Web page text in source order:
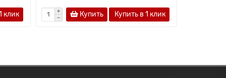
клик Купить Купить в 1 клик